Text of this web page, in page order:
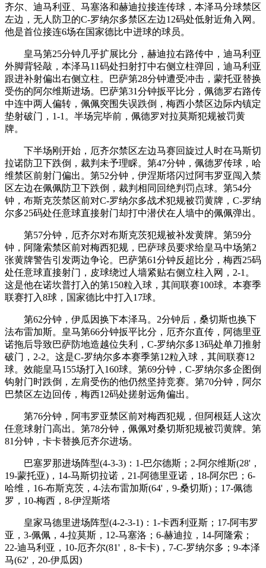
齐尔、迪马利亚、马塞洛和赫迪拉接连传球，本泽马分球禁区
左边，无人防卫的C-罗纳尔多禁区左边12码处低射近角入网。
他是首位接连6场在国家德比中进球的球员。
皇马第25分钟几乎扩展比分，赫迪拉右路传中，迪马利亚
外脚背轻敲，本泽马11码处扫射打中右侧立柱弹回，迪马利亚
跟进补射偏出右侧立柱。巴萨第28分钟遭受冲击，蒙托亚替换
受伤的阿尔维斯进场。巴萨第31分钟扳平比分，佩德罗右路传
中连中两人偏转，佩佩突围失误跌倒，梅西小禁区边际内镇定
垫射破门，1-1。半场完毕前，佩德罗对拉莫斯犯规被罚黄
牌。
下半场刚开始，厄齐尔禁区左边马赛回旋过人时在马斯切
拉诺防卫下跌倒，裁判未予理睬。第47分钟，佩德罗传球，哈
维禁区前射门偏出。第52分钟，伊涅斯塔闪过阿韦罗亚闯入禁
区左边在佩佩防卫下跌倒，裁判相同回绝判罚点球。第54分
钟，布斯克茨禁区前对C-罗纳尔多战术犯规被罚黄牌，C-罗纳
尔多25码处任意球直接射门却打中潜伏在人墙中的佩佩弹出。
第57分钟，厄齐尔对布斯克茨犯规被补发黄牌。第59分
钟，阿隆索禁区前对梅西犯规，巴萨球员要求给皇马中场第2
张黄牌警告引发两边争论。巴萨第61分钟反超比分，梅西25码
处任意球直接射门，皮球绕过人墙紧贴右侧立柱入网，2-1。
这是他在诺坎普打入的第150粒入球，其间联赛100球。本赛季
联赛打入8球，国家德比中打入17球。
第62分钟，伊瓜因换下本泽马。2分钟后，桑切斯也换下
法布雷加斯。皇马第66分钟扳平比分，厄齐尔直传，阿德里亚
诺拖后导致巴萨防地造越位失利，C-罗纳尔多13码处单刀推射
破门，2-2。这是C-罗纳尔多本赛季第12粒入球，其间联赛12
球。效能皇马155场打入160球。第69分钟，C-罗纳尔多企图倒
钩射门时跌倒，左肩受伤的他仍然坚持竞赛。第70分钟，阿尔
巴禁区左边回传，梅西12码处搓射远角偏出。
第76分钟，阿韦罗亚禁区前对梅西犯规，但阿根廷人这次
任意球射门高出。第78分钟，佩佩对桑切斯犯规被罚黄牌。第
81分钟，卡卡替换厄齐尔进场。
巴塞罗那进场阵型(4-3-3)：1-巴尔德斯；2-阿尔维斯(28'，
19-蒙托亚)，14-马斯切拉诺，21-阿德里亚诺，18-阿尔巴；6-
哈维，16-布斯克茨，4-法布雷加斯(64'，9-桑切斯)；17-佩德
罗，10-梅西，8-伊涅斯塔
皇家马德里进场阵型(4-2-3-1)：1-卡西利亚斯；17-阿韦罗
亚，3-佩佩，4-拉莫斯，12-马塞洛；6-赫迪拉，14-阿隆索；
22-迪马利亚，10-厄齐尔(81'，8-卡卡)，7-C-罗纳尔多；9-本泽
马(62'，20-伊瓜因)